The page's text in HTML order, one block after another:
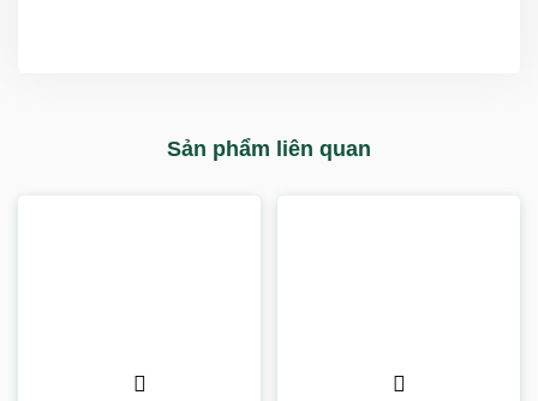
Sản phẩm liên quan